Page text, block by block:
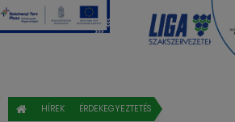
HÍREK ÉRDEKEGYEZTETÉS